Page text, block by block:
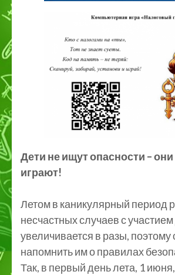
Дети не ищут опасности –
играют!
Летом в каникулярный период
несчастных случаев с
увеличивается в разы,
напомнить им о правилах
Так, в первый день лета, 1